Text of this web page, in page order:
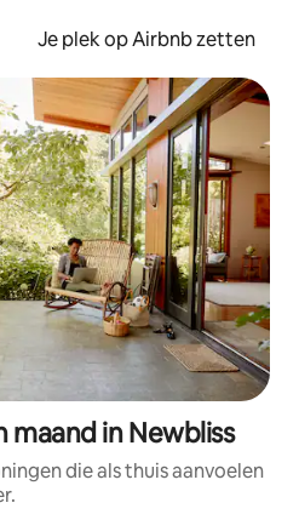
Je plek op Airbnb zetten
maand in Newbliss
die als thuis aanvoelen